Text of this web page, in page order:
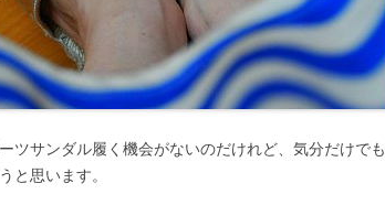
ツサンダル履く機会がないのだけれど、気分だけでも
と思います。